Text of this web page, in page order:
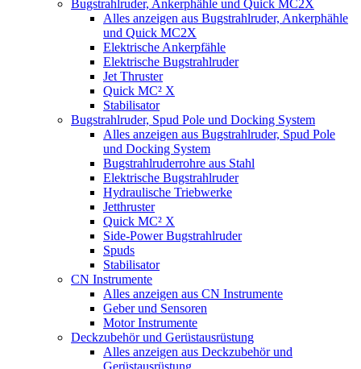
Bugstrahlruder, Ankerphähle und Quick MC2X
Alles anzeigen aus Bugstrahlruder, Ankerphähle
und Quick MC2X
Elektrische Ankerpfähle
Elektrische Bugstrahlruder
Jet Thruster
Quick MC² X
Stabilisator
Bugstrahlruder, Spud Pole und Docking System
Alles anzeigen aus Bugstrahlruder, Spud Pole
und Docking System
Bugstrahlruderrohre aus Stahl
Elektrische Bugstrahlruder
Hydraulische Triebwerke
Jetthruster
Quick MC² X
Side-Power Bugstrahlruder
Spuds
Stabilisator
CN Instrumente
Alles anzeigen aus CN Instrumente
Geber und Sensoren
Motor Instrumente
Deckzubehör und Gerüstausrüstung
Alles anzeigen aus Deckzubehör und
Gerüstausrüstung